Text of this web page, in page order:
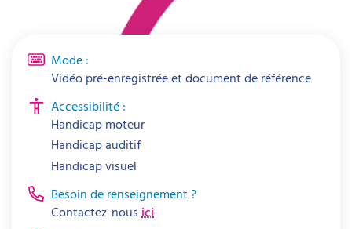
Mode :
Vidéo pré-enregistrée et document de référence
Accessibilité :
Handicap moteur
Handicap auditif
Handicap visuel
Besoin de renseignement ?
Contactez-nous ici